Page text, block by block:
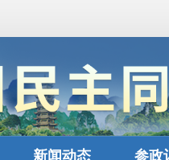
新闻动态 参政